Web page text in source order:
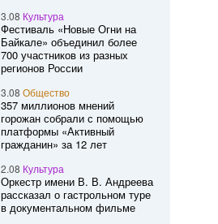
3.08 Культура
Фестиваль «Новые Огни на
Байкале» объединил более
700 участников из разных
регионов России
3.08 Общество
357 миллионов мнений
горожан собрали с помощью
платформы «Активный
гражданин» за 12 лет
2.08 Культура
Оркестр имени В. В. Андреева
рассказал о гастрольном туре
в документальном фильме